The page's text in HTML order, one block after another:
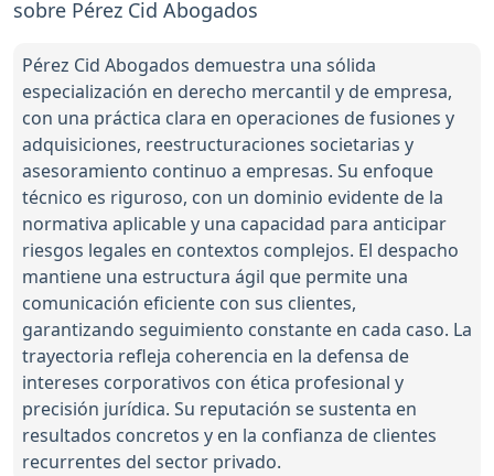
sobre Pérez Cid Abogados
Pérez Cid Abogados demuestra una sólida
especialización en derecho mercantil y de empresa,
con una práctica clara en operaciones de fusiones y
adquisiciones, reestructuraciones societarias y
asesoramiento continuo a empresas. Su enfoque
técnico es riguroso, con un dominio evidente de la
normativa aplicable y una capacidad para anticipar
riesgos legales en contextos complejos. El despacho
mantiene una estructura ágil que permite una
comunicación eficiente con sus clientes,
garantizando seguimiento constante en cada caso. La
trayectoria refleja coherencia en la defensa de
intereses corporativos con ética profesional y
precisión jurídica. Su reputación se sustenta en
resultados concretos y en la confianza de clientes
recurrentes del sector privado.